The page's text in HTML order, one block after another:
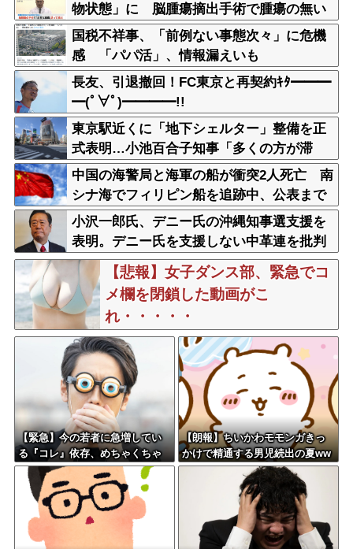
物状態」に 脳腫瘍摘出手術で腫瘍の無い
部位を摘出してしまう
国税不祥事、「前例ない事態次々」に危機
感 「パパ活」、情報漏えいも
長友、引退撤回！FC東京と再契約ｷﾀ━━━
━(ﾟ∀ﾟ)━━━━!!
東京駅近くに「地下シェルター」整備を正
式表明…小池百合子知事「多くの方が滞
在、施設整備の効果高い」
中国の海警局と海軍の船が衝突2人死亡 南
シナ海でフィリピン船を追跡中、公表まで
に1年
小沢一郎氏、デニー氏の沖縄知事選支援を
表明。デニー氏を支援しない中革連を批判
【悲報】女子ダンス部、緊急でコ
メ欄を閉鎖した動画がこ
れ・・・・・
【緊急】今の若者に急増してい
る『コレ』依存、めちゃくちゃ
深刻な模様w w w w w w w w w
【朗報】ちいかわモモンガきっ
かけで精通する男児続出の夏ww
www